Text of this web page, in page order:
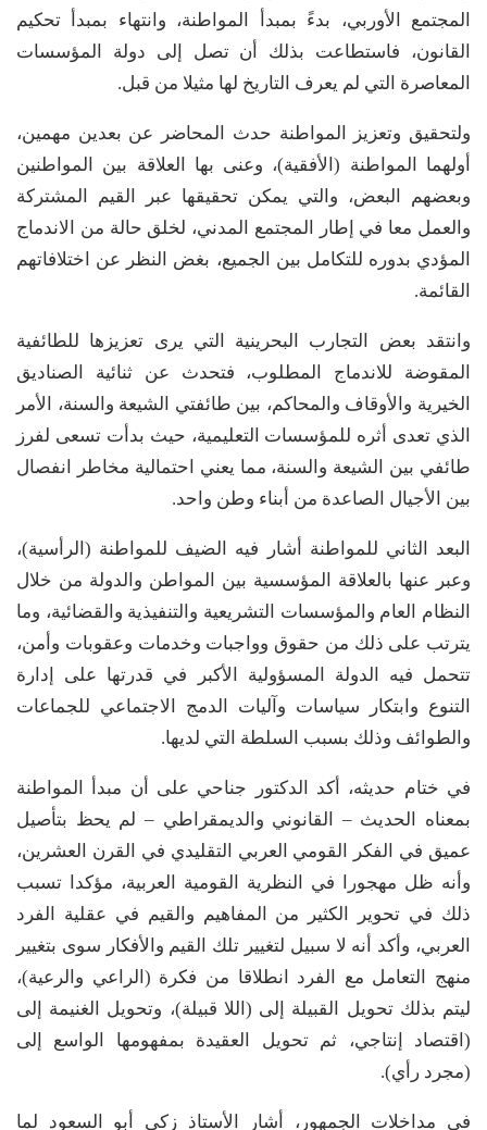
المجتمع الأوربي، بدءً بمبدأ المواطنة، وانتهاء بمبدأ تحكيم
القانون، فاستطاعت بذلك أن تصل إلى دولة المؤسسات
المعاصرة التي لم يعرف التاريخ لها مثيلا من قبل.
ولتحقيق وتعزيز المواطنة حدث المحاضر عن بعدين مهمين،
أولهما المواطنة (الأفقية)، وعنى بها العلاقة بين المواطنين
وبعضهم البعض، والتي يمكن تحقيقها عبر القيم المشتركة
والعمل معا في إطار المجتمع المدني، لخلق حالة من الاندماج
المؤدي بدوره للتكامل بين الجميع، بغض النظر عن اختلافاتهم
القائمة.
وانتقد بعض التجارب البحرينية التي يرى تعزيزها للطائفية
المقوضة للاندماج المطلوب، فتحدث عن ثنائية الصناديق
الخيرية والأوقاف والمحاكم، بين طائفتي الشيعة والسنة، الأمر
الذي تعدى أثره للمؤسسات التعليمية، حيث بدأت تسعى لفرز
طائفي بين الشيعة والسنة، مما يعني احتمالية مخاطر انفصال
بين الأجيال الصاعدة من أبناء وطن واحد.
البعد الثاني للمواطنة أشار فيه الضيف للمواطنة (الرأسية)،
وعبر عنها بالعلاقة المؤسسية بين المواطن والدولة من خلال
النظام العام والمؤسسات التشريعية والتنفيذية والقضائية، وما
يترتب على ذلك من حقوق وواجبات وخدمات وعقوبات وأمن،
تتحمل فيه الدولة المسؤولية الأكبر في قدرتها على إدارة
التنوع وابتكار سياسات وآليات الدمج الاجتماعي للجماعات
والطوائف وذلك بسبب السلطة التي لديها.
في ختام حديثه، أكد الدكتور جناحي على أن مبدأ المواطنة
بمعناه الحديث – القانوني والديمقراطي – لم يحظ بتأصيل
عميق في الفكر القومي العربي التقليدي في القرن العشرين،
وأنه ظل مهجورا في النظرية القومية العربية، مؤكدا تسبب
ذلك في تحوير الكثير من المفاهيم والقيم في عقلية الفرد
العربي، وأكد أنه لا سبيل لتغيير تلك القيم والأفكار سوى بتغيير
منهج التعامل مع الفرد انطلاقا من فكرة (الراعي والرعية)،
ليتم بذلك تحويل القبيلة إلى (اللا قبيلة)، وتحويل الغنيمة إلى
(اقتصاد إنتاجي، ثم تحويل العقيدة بمفهومها الواسع إلى
(مجرد رأي).
في مداخلات الجمهور، أشار الأستاذ زكي أبو السعود لما